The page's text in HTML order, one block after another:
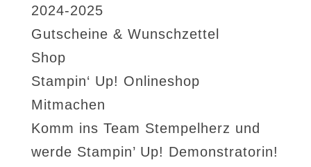
2024-2025
Gutscheine & Wunschzettel
Shop
Stampin‘ Up! Onlineshop
Mitmachen
Komm ins Team Stempelherz und
werde Stampin’ Up! Demonstratorin!